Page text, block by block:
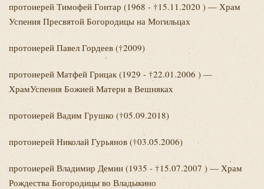
протоиерей Тимофей Гонтар (1968 - †15.11.2020 ) — Храм
Успения Пресвятой Богородицы на Могильцах
протоиерей Павел Гордеев (†2009)
протоиерей Матфей Грицак (1929 - †22.01.2006 ) —
ХрамУспения Божией Матери в Вешняках
протоиерей ВадимГрушко (†05.09.2018)
протоиерей Николай Гурьянов (†03.05.2006)
протоиерей Владимир Демин (1935 - †15.07.2007 ) — Храм
Рождества Богородицы во Владыкино